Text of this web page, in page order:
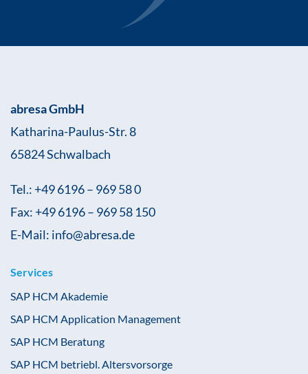
abresa GmbH
Katharina-Paulus-Str. 8
65824 Schwalbach
Tel.: +49 6196 – 969 58 0
Fax: +49 6196 – 969 58 150
E-Mail: info@abresa.de
Services
SAP HCM Akademie
SAP HCM Application Management
SAP HCM Beratung
SAP HCM betriebl. Altersvorsorge